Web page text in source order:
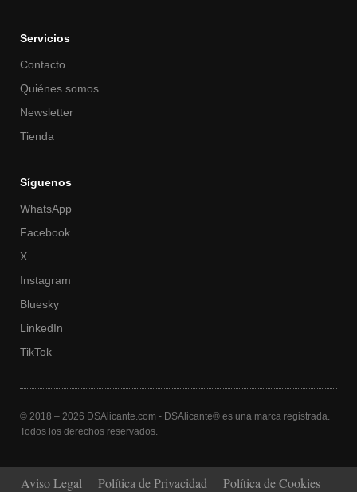
Servicios
Contacto
Quiénes somos
Newsletter
Tienda
Síguenos
WhatsApp
Facebook
X
Instagram
Bluesky
LinkedIn
TikTok
© 2018 – 2026 DSAlicante.com - DSAlicante® es una marca registrada.
Todos los derechos reservados.
Aviso Legal Política de Privacidad Política de Cookies